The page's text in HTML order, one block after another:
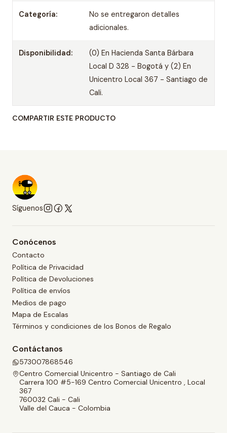
Categoría:
No se entregaron detalles
adicionales.
Disponibilidad:
(0) En Hacienda Santa Bárbara
Local D 328 - Bogotá y (2) En
Unicentro Local 367 - Santiago de
Cali.
COMPARTIR ESTE PRODUCTO
Síguenos
Conócenos
Contacto
Política de Privacidad
Política de Devoluciones
Política de envíos
Medios de pago
Mapa de Escalas
Términos y condiciones de los Bonos de Regalo
Contáctanos
573007868546
Centro Comercial Unicentro - Santiago de Cali
Carrera 100 #5-169 Centro Comercial Unicentro , Local
367
760032 Cali - Cali
Valle del Cauca - Colombia